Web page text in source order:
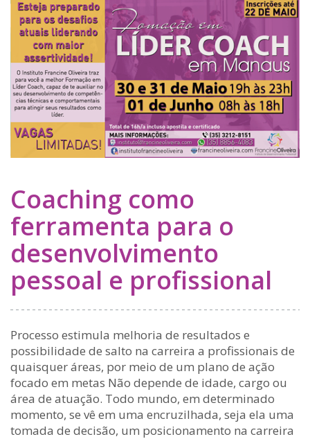
Coaching como
ferramenta para o
desenvolvimento
pessoal e profissional
Processo estimula melhoria de resultados e
possibilidade de salto na carreira a profissionais de
quaisquer áreas, por meio de um plano de ação
focado em metas Não depende de idade, cargo ou
área de atuação. Todo mundo, em determinado
momento, se vê em uma encruzilhada, seja ela uma
tomada de decisão, um posicionamento na carreira